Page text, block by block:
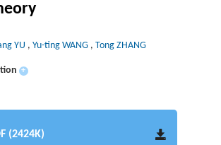
YU , Yu-ting WANG , Tong ZHANG
+
(2424K)